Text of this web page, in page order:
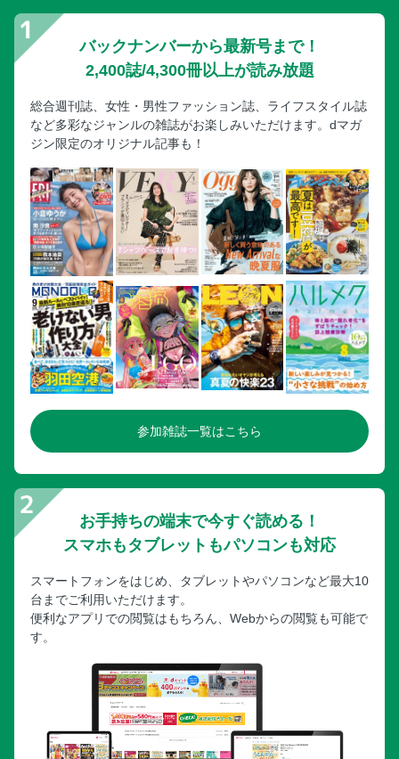
バックナンバーから最新号まで！
2,400誌/4,300冊以上が読み放題
総合週刊誌、女性・男性ファッション誌、ライフスタイル誌
など多彩なジャンルの雑誌がお楽しみいただけます。dマガ
ジン限定のオリジナル記事も！
参加雑誌一覧はこちら
お手持ちの端末で今すぐ読める！
スマホもタブレットもパソコンも対応
スマートフォンをはじめ、タブレットやパソコンなど最大10
台までご利用いただけます。
便利なアプリでの閲覧はもちろん、Webからの閲覧も可能で
す。